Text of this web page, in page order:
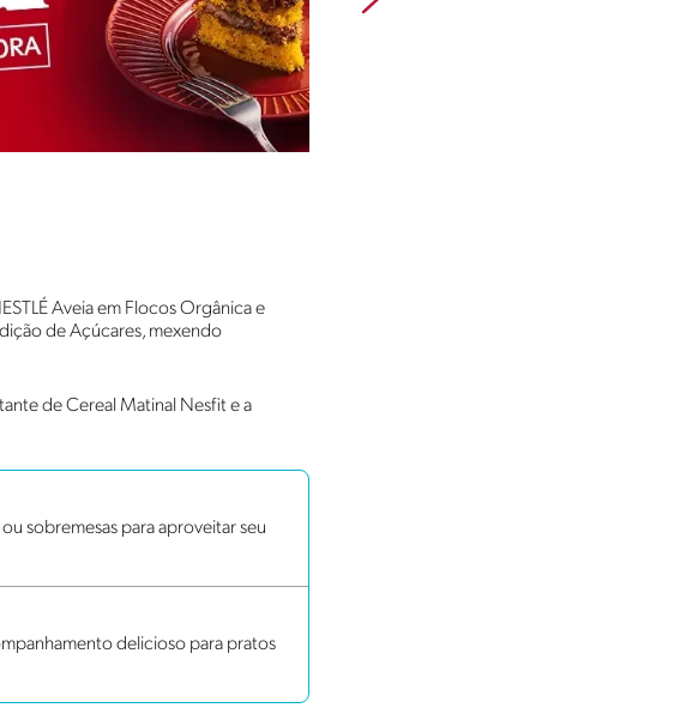
Aveia em Flocos Orgânica e
de Açúcares, mexendo
de Cereal Matinal Nesfit e a
sobremesas para aproveitar seu
delicioso para pratos